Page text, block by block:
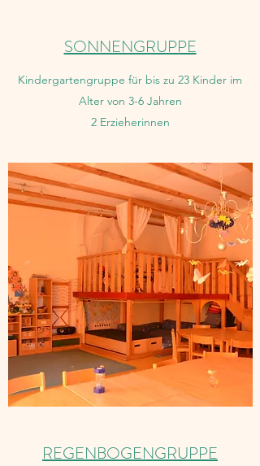
SONNENGRUPPE
Kindergartengruppe für bis zu 23 Kinder im
Alter von 3-6 Jahren
2 Erzieherinnen
REGENBOGENGRUPPE